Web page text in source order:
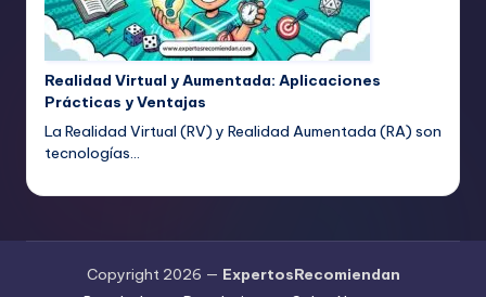
Realidad Virtual y Aumentada: Aplicaciones
Prácticas y Ventajas
La Realidad Virtual (RV) y Realidad Aumentada (RA) son
tecnologías…
Copyright 2026 — ExpertosRecomiendan